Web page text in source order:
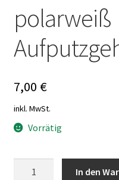
polarweiß
7,00 €
inkl. MwSt.
Vorrätig
In den